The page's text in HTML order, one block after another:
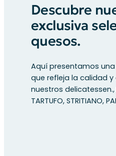
Descubre
exclusiva
quesos.
Aquí presentamos
que refleja la calidad
nuestros delicatessen.,
TARTUFO, STRITIANO,